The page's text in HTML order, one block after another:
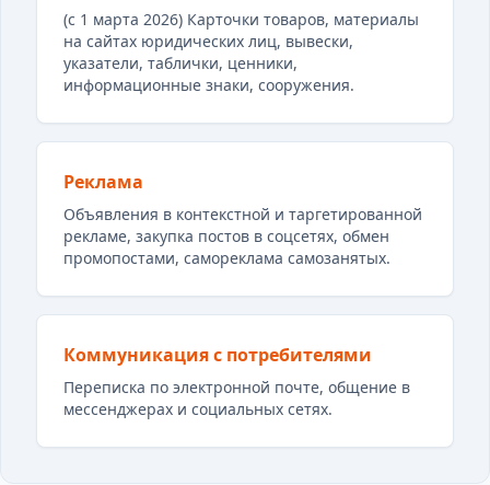
(с 1 марта 2026) Карточки товаров, материалы
на сайтах юридических лиц, вывески,
указатели, таблички, ценники,
информационные знаки, сооружения.
Реклама
Объявления в контекстной и таргетированной
рекламе, закупка постов в соцсетях, обмен
промопостами, самореклама самозанятых.
Коммуникация с потребителями
Переписка по электронной почте, общение в
мессенджерах и социальных сетях.